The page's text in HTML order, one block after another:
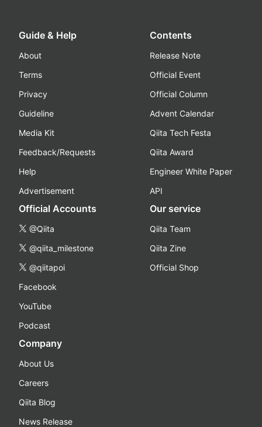
Guide & Help
About
Terms
Privacy
Guideline
Media Kit
Feedback/Requests
Help
Advertisement
Contents
Release Note
Official Event
Official Column
Advent Calendar
Qiita Tech Festa
Qiita Award
Engineer White Paper
API
Official Accounts
@Qiita
@qiita_milestone
@qiitapoi
Facebook
YouTube
Podcast
Our service
Qiita Team
Qiita Zine
Official Shop
Company
About Us
Careers
Qiita Blog
News Release